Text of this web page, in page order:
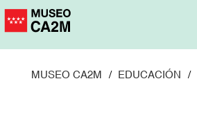
Pasar
MUSEO CA2M EDUCACIÓN